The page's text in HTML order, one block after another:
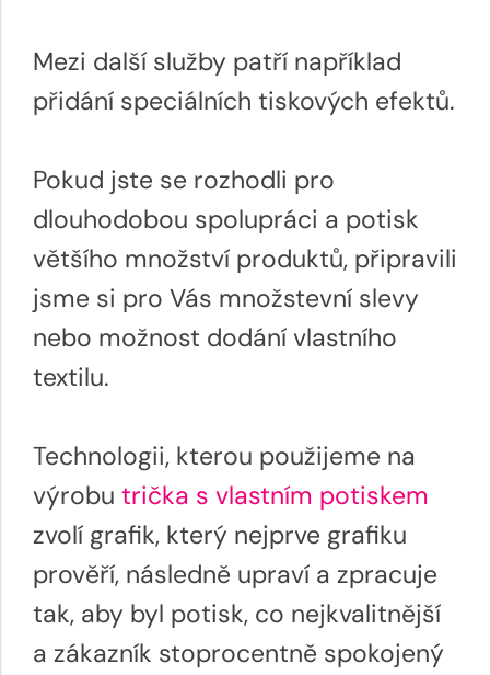
Mezi další služby patří například
přidání speciálních tiskových efektů.
Pokud jste se rozhodli pro
dlouhodobou spolupráci a potisk
většího množství produktů, připravili
jsme si pro Vás množstevní slevy
nebo možnost dodání vlastního
textilu.
Technologii, kterou použijeme na
výrobu trička s vlastním potiskem
zvolí grafik, který nejprve grafiku
prověří, následně upraví a zpracuje
tak, aby byl potisk, co nejkvalitnější
a zákazník stoprocentně spokojený